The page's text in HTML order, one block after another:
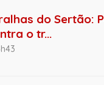
do Sertão:
o tr...